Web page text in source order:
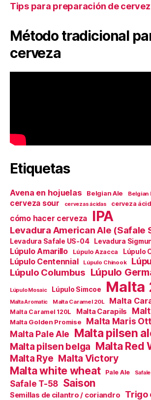
Tips para preparación de
Método tradicional
cerveza
Etiquetas
Avena en hojuelas Belgian Ale Belgian
cerveza sour cervezas ácidas cerveza
cómo hacer cerveza IPA
Levadura American Ale (Safale
Levadura Safale US-04 Levadura
Lúpulo Amarillo Lúpulo Azacca Lúpulo
Lúpulo Centennial Lúpulo Chinook
Lúpulo Columbus Lúpulo
Lúpulo Mosaic Lúpulo Simcoe Malta
Malta Aromatic Malta Caramel 20L Malta
Malta Caramel 120L Malta Carapils
Malta Golden Promise Malta Maris
Malta Pale Ale Malta pilsen
Malta pilsen belga Malta Red
Malta Rye Malta Victory
Malta white wheat Pale Ale
Safale T-58 Saison
Semillas de cilantro / coriandro Trigo